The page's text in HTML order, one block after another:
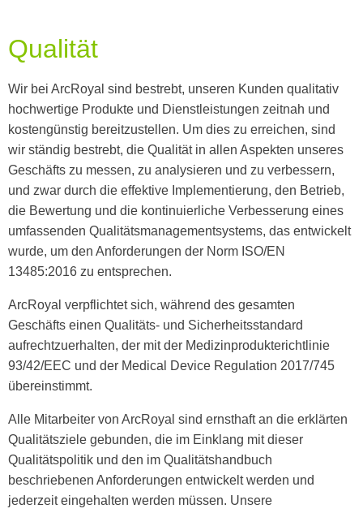
Qualität
Wir bei ArcRoyal sind bestrebt, unseren Kunden qualitativ
hochwertige Produkte und Dienstleistungen zeitnah und
kostengünstig bereitzustellen. Um dies zu erreichen, sind
wir ständig bestrebt, die Qualität in allen Aspekten unseres
Geschäfts zu messen, zu analysieren und zu verbessern,
und zwar durch die effektive Implementierung, den Betrieb,
die Bewertung und die kontinuierliche Verbesserung eines
umfassenden Qualitätsmanagementsystems, das entwickelt
wurde, um den Anforderungen der Norm ISO/EN
13485:2016 zu entsprechen.
ArcRoyal verpflichtet sich, während des gesamten
Geschäfts einen Qualitäts- und Sicherheitsstandard
aufrechtzuerhalten, der mit der Medizinprodukterichtlinie
93/42/EEC und der Medical Device Regulation 2017/745
übereinstimmt.
Alle Mitarbeiter von ArcRoyal sind ernsthaft an die erklärten
Qualitätsziele gebunden, die im Einklang mit dieser
Qualitätspolitik und den im Qualitätshandbuch
beschriebenen Anforderungen entwickelt werden und
jederzeit eingehalten werden müssen. Unsere